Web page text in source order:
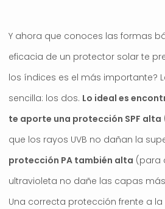
Y ahora que conoces las formas
eficacia de un protector solar te
los índices es el más importante?
sencilla: los dos. Lo ideal es
te aporte una protección SPF alta
que los rayos UVB no dañan la
protección PA también alta (para
ultravioleta no dañe las capas
Una correcta protección frente a